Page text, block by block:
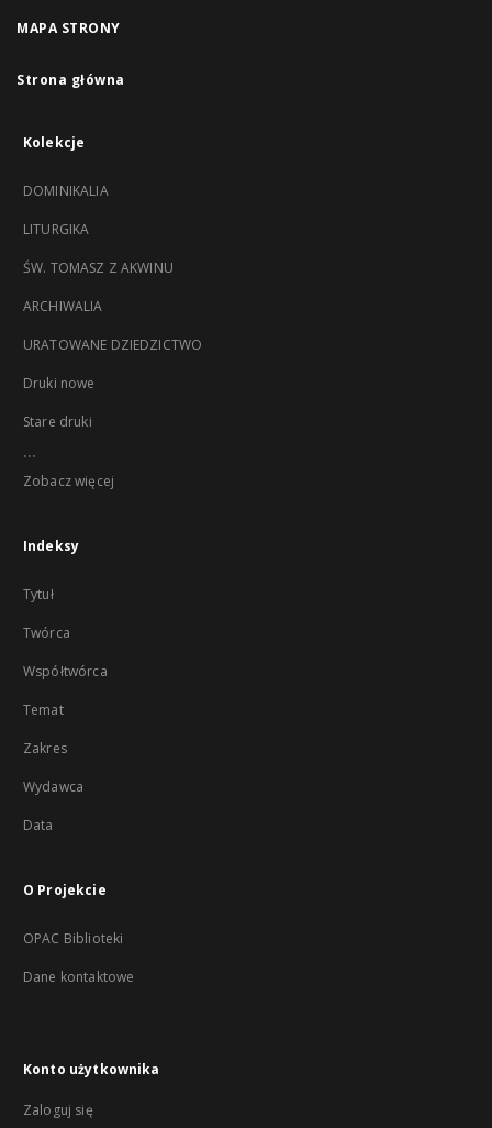
MAPA STRONY
Strona główna
Kolekcje
DOMINIKALIA
LITURGIKA
ŚW. TOMASZ Z AKWINU
ARCHIWALIA
URATOWANE DZIEDZICTWO
Druki nowe
Stare druki
...
Zobacz więcej
Indeksy
Tytuł
Twórca
Współtwórca
Temat
Zakres
Wydawca
Data
O Projekcie
OPAC Biblioteki
Dane kontaktowe
Konto użytkownika
Zaloguj się